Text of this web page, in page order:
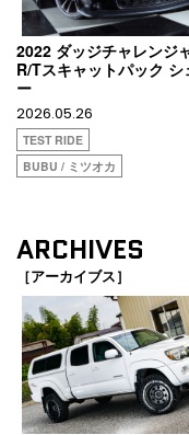
2022 ダッジチャレンジ
R/Tスキャットパック シ
ー
2026.05.26
TEST RIDE
BUBU / ミツオカ
ARCHIVES
［アーカイブス］